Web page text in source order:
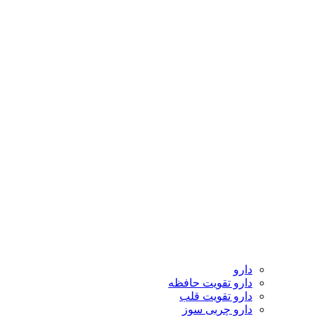
دارو
دارو تقویت حافظه
دارو تقویت قلب
دارو چربی سوز